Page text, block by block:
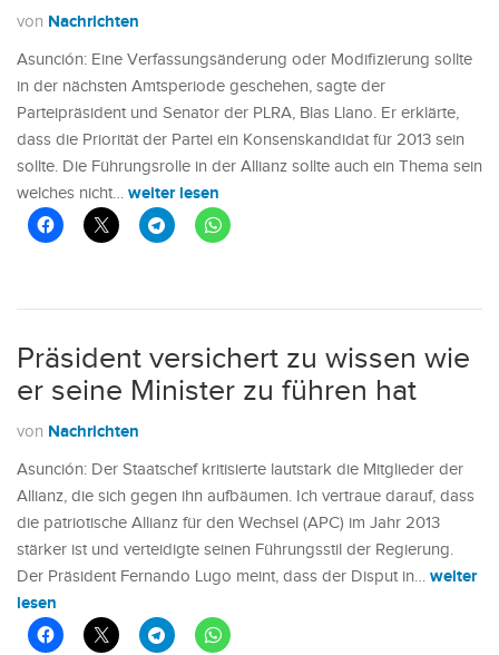
von Nachrichten
Asunción: Eine Verfassungsänderung oder Modifizierung sollte
in der nächsten Amtsperiode geschehen, sagte der
Parteipräsident und Senator der PLRA, Blas Llano. Er erklärte,
dass die Priorität der Partei ein Konsenskandidat für 2013 sein
sollte. Die Führungsrolle in der Allianz sollte auch ein Thema sein
welches nicht… weiter lesen
Präsident versichert zu wissen wie
er seine Minister zu führen hat
von Nachrichten
Asunción: Der Staatschef kritisierte lautstark die Mitglieder der
Allianz, die sich gegen ihn aufbäumen. Ich vertraue darauf, dass
die patriotische Allianz für den Wechsel (APC) im Jahr 2013
stärker ist und verteidigte seinen Führungsstil der Regierung.
Der Präsident Fernando Lugo meint, dass der Disput in… weiter
lesen